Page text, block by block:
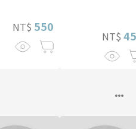
NT$ 550
NT$